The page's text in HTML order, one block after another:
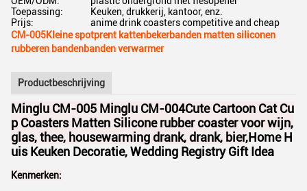
Toepassing:
Keuken, drukkerij, kantoor, enz.
Prijs:
anime drink coasters competitive and cheap
CM-005Kleine spotprent kattenbekerbanden matten siliconen
rubberen bandenbanden verwarmer
Productbeschrijving
Minglu CM-005 Minglu CM-004Cute Cartoon Cat Cu
p Coasters Matten Silicone rubber coaster voor wijn,
glas, thee, housewarming drank, drank, bier,Home H
uis Keuken Decoratie, Wedding Registry Gift Idea
Kenmerken: